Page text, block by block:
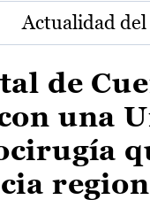
Actualidad
de
una